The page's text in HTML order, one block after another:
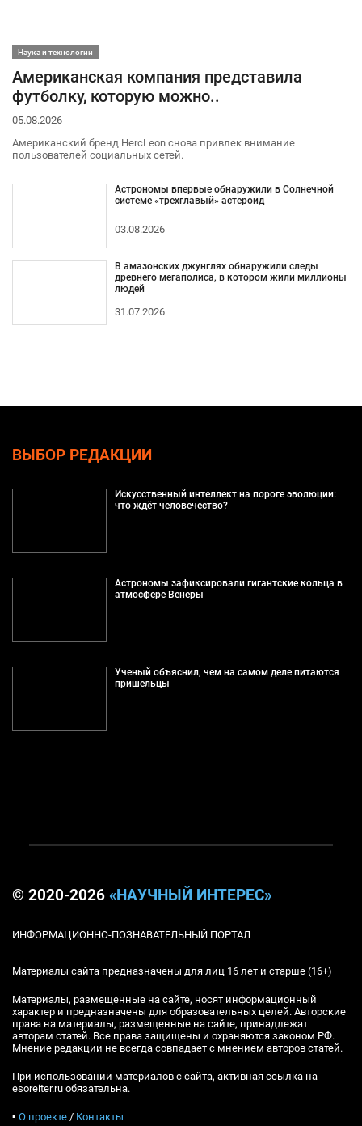
Наука и технологии
Американская компания представила
футболку, которую можно..
05.08.2026
Американский бренд HercLeon снова привлек внимание
пользователей социальных сетей.
Астрономы впервые обнаружили в Солнечной
системе «трехглавый» астероид
03.08.2026
В амазонских джунглях обнаружили следы
древнего мегаполиса, в котором жили миллионы
людей
31.07.2026
ВЫБОР РЕДАКЦИИ
Искусственный интеллект на пороге эволюции:
что ждёт человечество?
Астрономы зафиксировали гигантские кольца в
атмосфере Венеры
Ученый объяснил, чем на самом деле питаются
пришельцы
© 2020-2026 «НАУЧНЫЙ ИНТЕРЕС»
ИНФОРМАЦИОННО-ПОЗНАВАТЕЛЬНЫЙ ПОРТАЛ
Материалы сайта предназначены для лиц 16 лет и старше (16+)
Материалы, размещенные на сайте, носят информационный
характер и предназначены для образовательных целей. Авторские
права на материалы, размещенные на сайте, принадлежат
авторам статей. Все права защищены и охраняются законом РФ.
Мнение редакции не всегда совпадает с мнением авторов статей.
При использовании материалов с сайта, активная ссылка на
esoreiter.ru обязательна.
▪ О проекте / Контакты